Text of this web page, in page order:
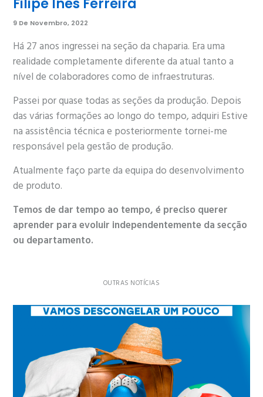
Filipe Inês Ferreira
9 De Novembro, 2022
Há 27 anos ingressei na seção da chaparia. Era uma
realidade completamente diferente da atual tanto a
nível de colaboradores como de infraestruturas.
Passei por quase todas as seções da produção. Depois
das várias formações ao longo do tempo, adquiri Estive
na assistência técnica e posteriormente tornei-me
responsável pela gestão de produção.
Atualmente faço parte da equipa do desenvolvimento
de produto.
Temos de dar tempo ao tempo, é preciso querer
aprender para evoluir independentemente da secção
ou departamento.
OUTRAS NOTÍCIAS